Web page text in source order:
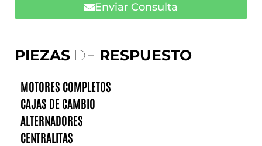
PIEZAS DE RESPUESTO
MOTORES COMPLETOS
CAJAS DE CAMBIO
ALTERNADORES
CENTRALITAS
Enviar Consulta